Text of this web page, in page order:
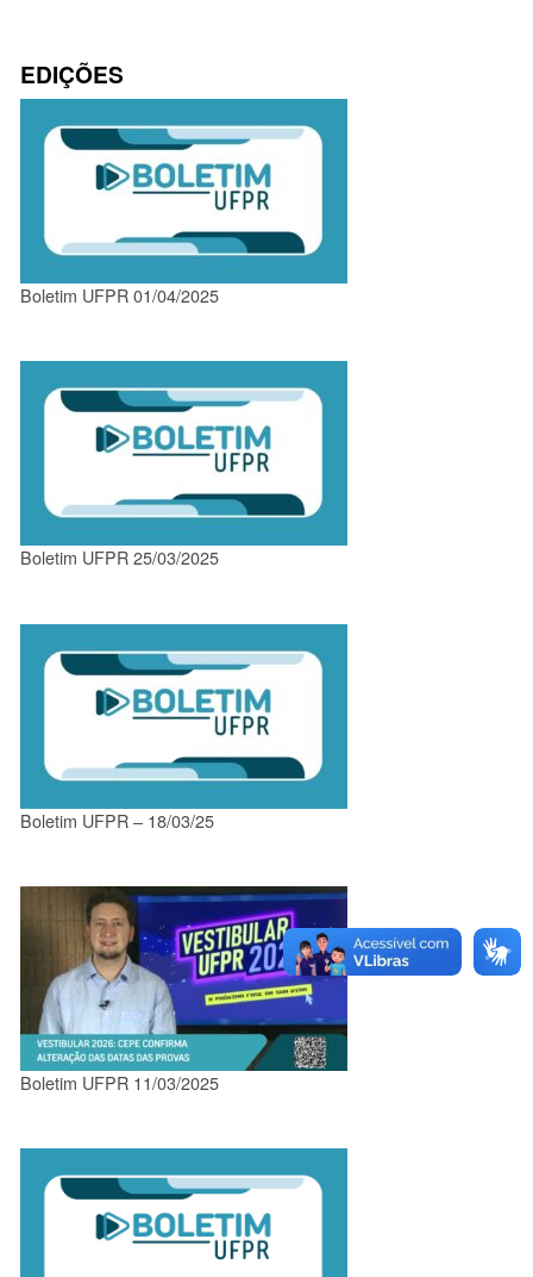
EDIÇÕES
Boletim UFPR 01/04/2025
Boletim UFPR 25/03/2025
Boletim UFPR – 18/03/25
Boletim UFPR 11/03/2025